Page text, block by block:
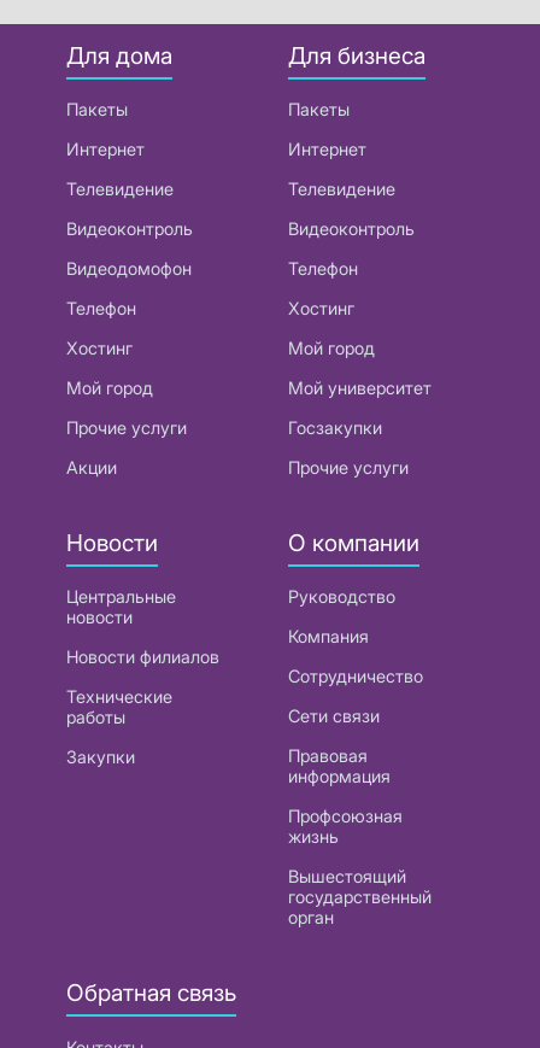
Для дома
Пакеты
Интернет
Телевидение
Видеоконтроль
Видеодомофон
Телефон
Хостинг
Мой город
Прочие услуги
Акции
Для бизнеса
Пакеты
Интернет
Телевидение
Видеоконтроль
Телефон
Хостинг
Мой город
Мой университет
Госзакупки
Прочие услуги
Новости
Центральные
новости
Новости филиалов
Технические
работы
Закупки
О компании
Руководство
Компания
Сотрудничество
Сети связи
Правовая
информация
Профсоюзная
жизнь
Вышестоящий
государственный
орган
Обратная связь